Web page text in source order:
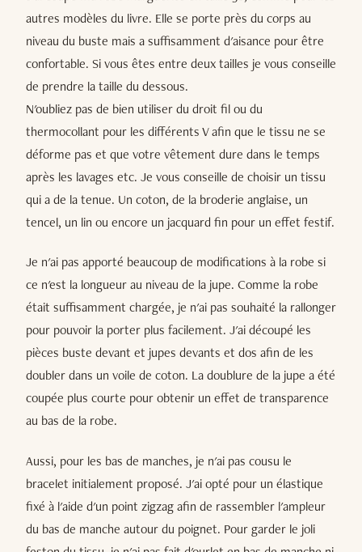
autres modèles du livre. Elle se porte près du corps au
niveau du buste mais a suffisamment d'aisance pour être
confortable. Si vous êtes entre deux tailles je vous conseille
de prendre la taille du dessous.
N'oubliez pas de bien utiliser du droit fil ou du
thermocollant pour les différents V afin que le tissu ne se
déforme pas et que votre vêtement dure dans le temps
après les lavages etc. Je vous conseille de choisir un tissu
qui a de la tenue. Un coton, de la broderie anglaise, un
tencel, un lin ou encore un jacquard fin pour un effet festif.
Je n'ai pas apporté beaucoup de modifications à la robe si
ce n'est la longueur au niveau de la jupe. Comme la robe
était suffisamment chargée, je n'ai pas souhaité la rallonger
pour pouvoir la porter plus facilement. J'ai découpé les
pièces buste devant et jupes devants et dos afin de les
doubler dans un voile de coton. La doublure de la jupe a été
coupée plus courte pour obtenir un effet de transparence
au bas de la robe.
Aussi, pour les bas de manches, je n'ai pas cousu le
bracelet initialement proposé. J'ai opté pour un élastique
fixé à l'aide d'un point zigzag afin de rassembler l'ampleur
du bas de manche autour du poignet. Pour garder le joli